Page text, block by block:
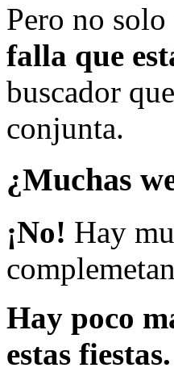
Pero no solo
falla que
buscador
conjunta.
¿Muchas
¡No! Hay
Hay poco
estas fiestas.